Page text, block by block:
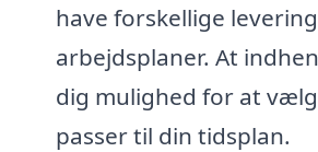
have forskellige
arbejdsplaner. At
dig mulighed for at
passer til din tidsplan.